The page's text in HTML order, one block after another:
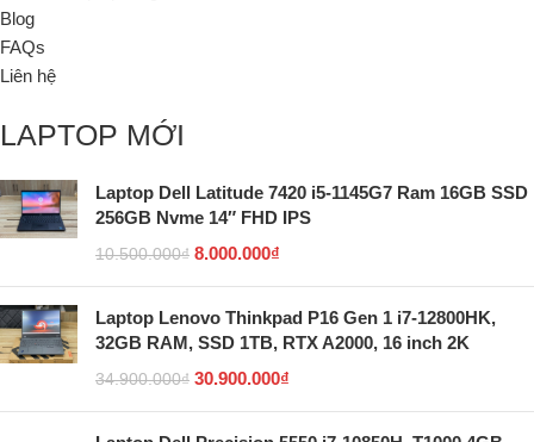
Blog
FAQs
Liên hệ
LAPTOP MỚI
Laptop Dell Latitude 7420 i5-1145G7 Ram 16GB SSD
256GB Nvme 14″ FHD IPS
10.500.000₫ 8.000.000₫
Laptop Lenovo Thinkpad P16 Gen 1 i7-12800HK,
32GB RAM, SSD 1TB, RTX A2000, 16 inch 2K
34.900.000₫ 30.900.000₫